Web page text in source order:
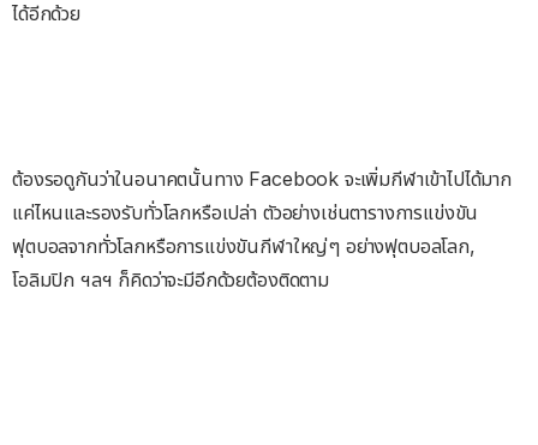
ได้อีกด้วย
ต้องรอดูกันว่าในอนาคตนั้นทาง Facebook จะเพิ่มกีฬาเข้าไปได้มาก
แค่ไหนและรองรับทั่วโลกหรือเปล่า ตัวอย่างเช่นตารางการแข่งขัน
ฟุตบอลจากทั่วโลกหรือการแข่งขันกีฬาใหญ่ๆ อย่างฟุตบอลโลก,
โอลิมปิก ฯลฯ ก็คิดว่าจะมีอีกด้วยต้องติดตาม